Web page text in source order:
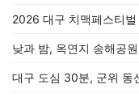
2026 대구 치맥페스티
낮과 밤, 옥연지 송해공
대구 도심 30분, 군위 동